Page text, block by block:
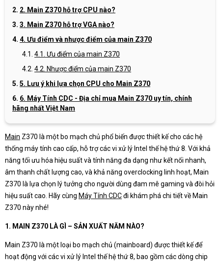
2. Main Z370 hỗ trợ CPU nào?
3. Main Z370 hỗ trợ VGA nào?
4. Ưu điểm và nhược điểm của main Z370
4.1. Ưu điểm của main Z370
4.2. Nhược điểm của main Z370
5. Lưu ý khi lựa chọn CPU cho Main Z370
6. Máy Tính CDC - Địa chỉ mua Main Z370 uy tín, chính
hãng nhất Việt Nam
Main Z370 là một bo mạch chủ phổ biến được thiết kế cho các hệ
thống máy tính cao cấp, hỗ trợ các vi xử lý Intel thế hệ thứ 8. Với khả
năng tối ưu hóa hiệu suất và tính năng đa dạng như kết nối nhanh,
âm thanh chất lượng cao, và khả năng overclocking linh hoạt, Main
Z370 là lựa chọn lý tưởng cho người dùng đam mê gaming và đòi hỏi
hiệu suất cao. Hãy cùng Máy Tính CDCđi khám phá chi tiết về Main
Z370 này nhé!
1. MAIN Z370 LÀ GÌ – SẢN XUẤT NĂM NÀO?
Main Z370 là một loại bo mạch chủ (mainboard) được thiết kế để
hoạt động với các vi xử lý Intel thế hệ thứ 8, bao gồm các dòng chip